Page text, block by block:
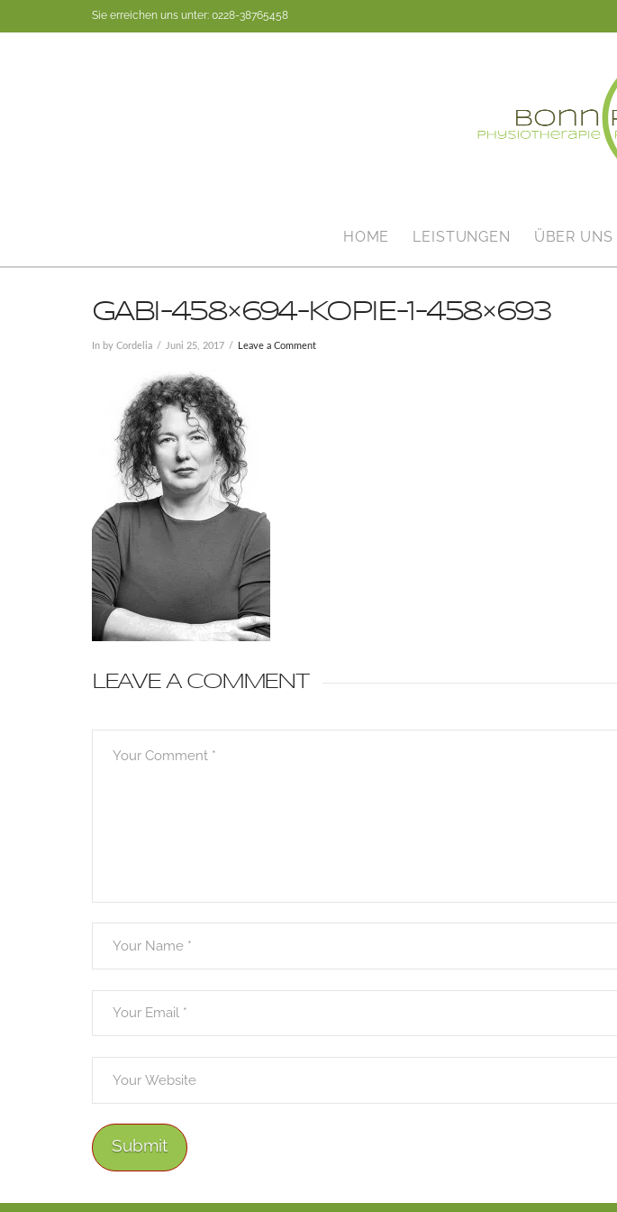
Sie erreichen uns unter: 0228-38765458
HOME LEISTUNGEN ÜBER UNS
GABI-458×694-KOPIE-1-458×693
In by Cordelia Juni 25, 2017 Leave a Comment
LEAVE A COMMENT